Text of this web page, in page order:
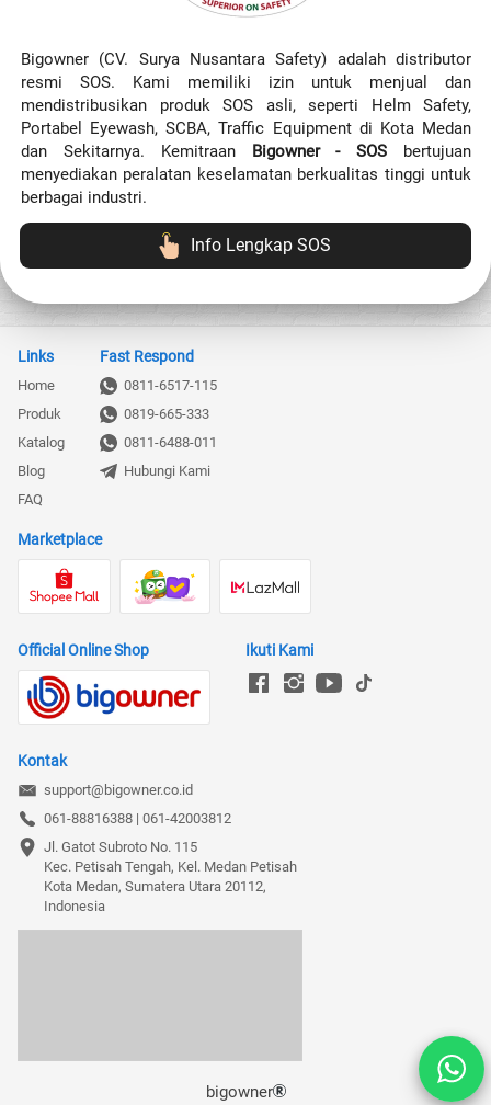
Bigowner (CV. Surya Nusantara Safety) adalah distributor
resmi SOS. Kami memiliki izin untuk menjual dan
mendistribusikan produk SOS asli, seperti Helm Safety,
Portabel Eyewash, SCBA, Traffic Equipment di Kota Medan
dan Sekitarnya. Kemitraan Bigowner - SOS bertujuan
menyediakan peralatan keselamatan berkualitas tinggi untuk
berbagai industri.
` Info Lengkap SOS
Links
Home
Produk
Katalog
Blog
FAQ
Fast Respond
0811-6517-115
0819-665-333
0811-6488-011
Hubungi Kami
Marketplace
Official Online Shop Ikuti Kami
Kontak
support@bigowner.co.id
061-88816388 | 061-42003812
Jl. Gatot Subroto No. 115
Kec. Petisah Tengah, Kel. Medan Petisah
Kota Medan, Sumatera Utara 20112,
Indonesia
bigowner